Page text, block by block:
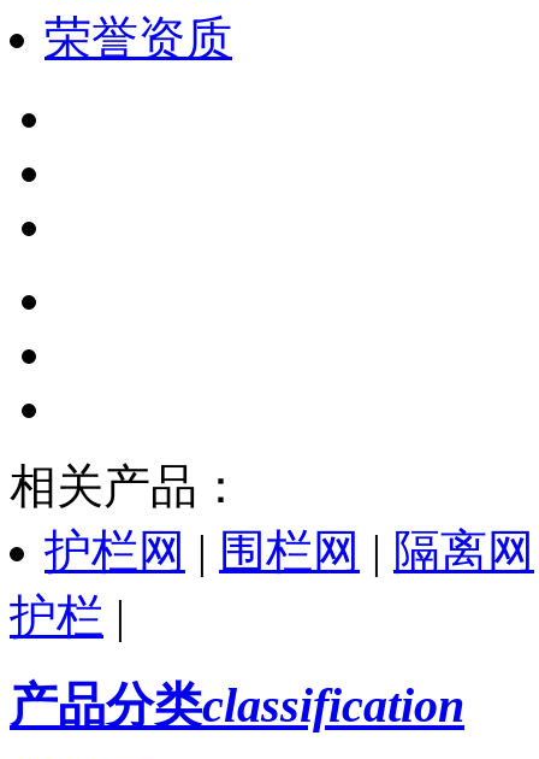
荣誉资质
相关产品：
护栏网 | 围栏网 | 隔离网
护栏 |
产品分类classification